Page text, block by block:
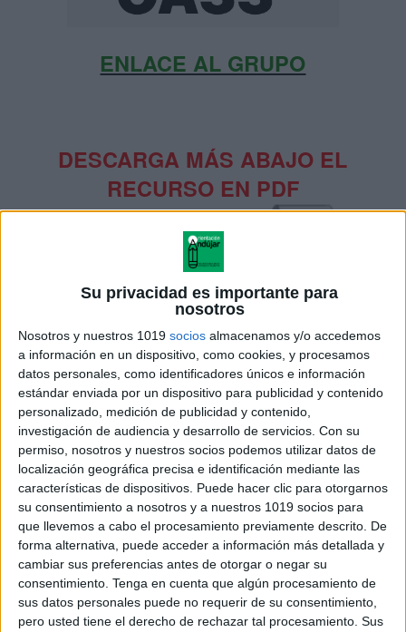
Su privacidad es importante para
nosotros
Nosotros y nuestros 1019 socios almacenamos y/o accedemos
a información en un dispositivo, como cookies, y procesamos
datos personales, como identificadores únicos e información
estándar enviada por un dispositivo para publicidad y contenido
personalizado, medición de publicidad y contenido,
investigación de audiencia y desarrollo de servicios. Con su
permiso, nosotros y nuestros socios podemos utilizar datos de
localización geográfica precisa e identificación mediante las
características de dispositivos. Puede hacer clic para otorgarnos
su consentimiento a nosotros y a nuestros 1019 socios para
que llevemos a cabo el procesamiento previamente descrito. De
forma alternativa, puede acceder a información más detallada y
cambiar sus preferencias antes de otorgar o negar su
consentimiento. Tenga en cuenta que algún procesamiento de
sus datos personales puede no requerir de su consentimiento,
pero usted tiene el derecho de rechazar tal procesamiento. Sus
ENLACE AL GRUPO
DESCARGA MÁS ABAJO EL
RECURSO EN PDF